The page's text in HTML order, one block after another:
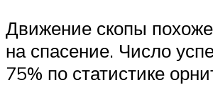
Движение скопы похоже
на спасение. Число
75% по статистике